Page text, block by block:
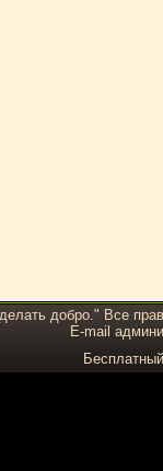
добро." Все
E-mail